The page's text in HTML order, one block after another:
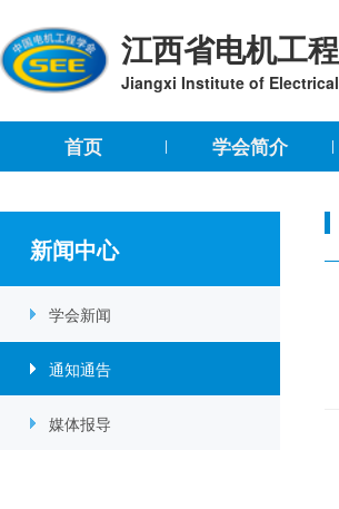
江西省电机工
Jiangxi Institute of
首页 学会简介
新闻中心
学会新闻
通知通告
媒体报导